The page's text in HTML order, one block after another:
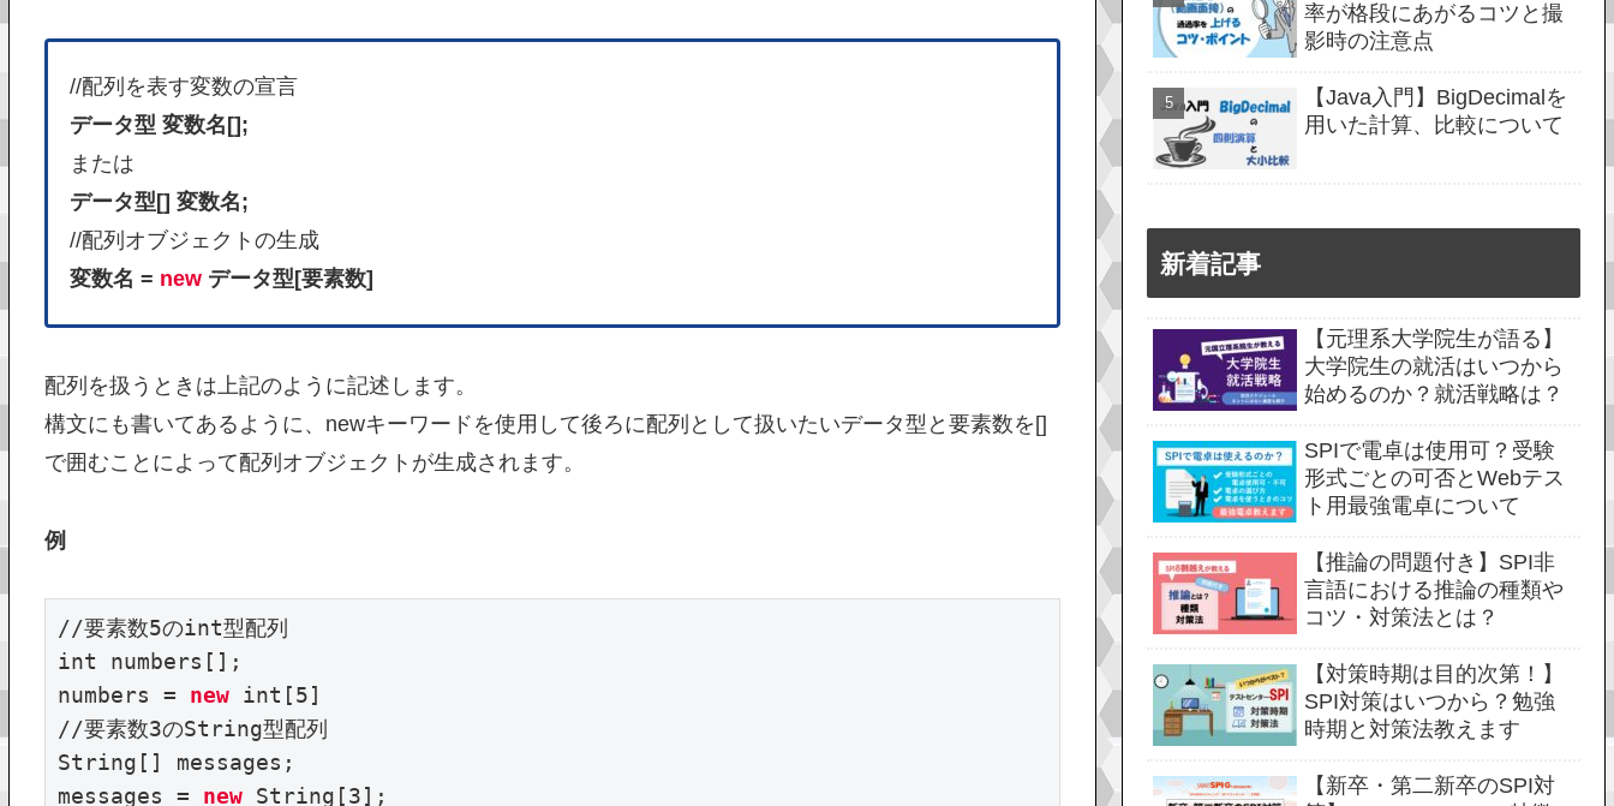
//配列を表す変数の宣言
データ型 変数名[];
または
データ型[] 変数名;
//配列オブジェクトの生成
変数名 = newデータ型[要素数]
配列を扱うときは上記のように記述します。
構文にも書いてあるように、newキーワードを使用して後ろに配列として扱いたいデータ型と要素数を[]
で囲むことによって配列オブジェクトが生成されます。
例
//要素数5のint型配列
int numbers[];
numbers = new int[5]
//要素数3のString型配列
String[] messages;
messages = new String[3];
率が格段にあがるコツと撮
影時の注意点
【Java入門】BigDecimalを
用いた計算、比較について
新着記事
【元理系大学院生が語る】
大学院生の就活はいつから
始めるのか？就活戦略は？
SPIで電卓は使用可？受験
形式ごとの可否とWebテス
ト用最強電卓について
【推論の問題付き】SPI非
言語における推論の種類や
コツ・対策法とは？
【対策時期は目的次第！】
SPI対策はいつから？勉強
時期と対策法教えます
【新卒・第二新卒のSPI対